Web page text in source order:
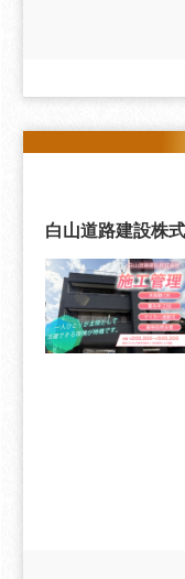
白山道路建設株